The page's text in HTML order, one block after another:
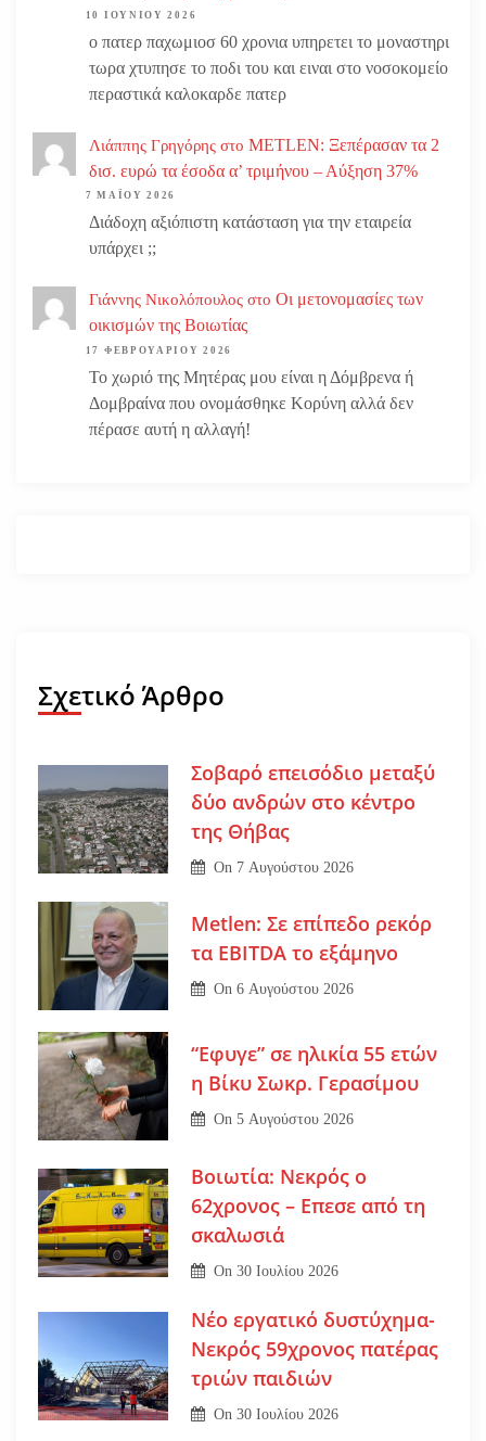
10 ΙΟΥΝΊΟΥ 2026
ο πατερ παχωμιοσ 60 χρονια υπηρετει το μοναστηρι
τωρα χτυπησε το ποδι του και ειναι στο νοσοκομείο
περαστικά καλοκαρδε πατερ
Λιάππης Γρηγόρης στο METLEN: Ξεπέρασαν τα 2
δισ. ευρώ τα έσοδα α’ τριμήνου – Αύξηση 37%
7 ΜΑΪ́ΟΥ 2026
Διάδοχη αξιόπιστη κατάσταση για την εταιρεία
υπάρχει ;;
Γιάννης Νικολόπουλος στο Οι μετονομασίες των
οικισμών της Βοιωτίας
17 ΦΕΒΡΟΥΑΡΊΟΥ 2026
Το χωριό της Μητέρας μου είναι η Δόμβρενα ή
Δομβραίνα που ονομάσθηκε Κορύνη αλλά δεν
πέρασε αυτή η αλλαγή!
Σχετικό Άρθρο
Σοβαρό επεισόδιο μεταξύ
δύο ανδρών στο κέντρο
της Θήβας
On 7 Αυγούστου 2026
Metlen: Σε επίπεδο ρεκόρ
τα EBITDA το εξάμηνο
On6 Αυγούστου 2026
“Εφυγε” σε ηλικία 55 ετών
η Βίκυ Σωκρ. Γερασίμου
On5 Αυγούστου 2026
Βοιωτία: Νεκρός ο
62χρονος – Επεσε από τη
σκαλωσιά
On30 Ιουλίου 2026
Νέο εργατικό δυστύχημα-
Νεκρός 59χρονος πατέρας
τριών παιδιών
On30 Ιουλίου 2026